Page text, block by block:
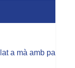
a mà amb pa